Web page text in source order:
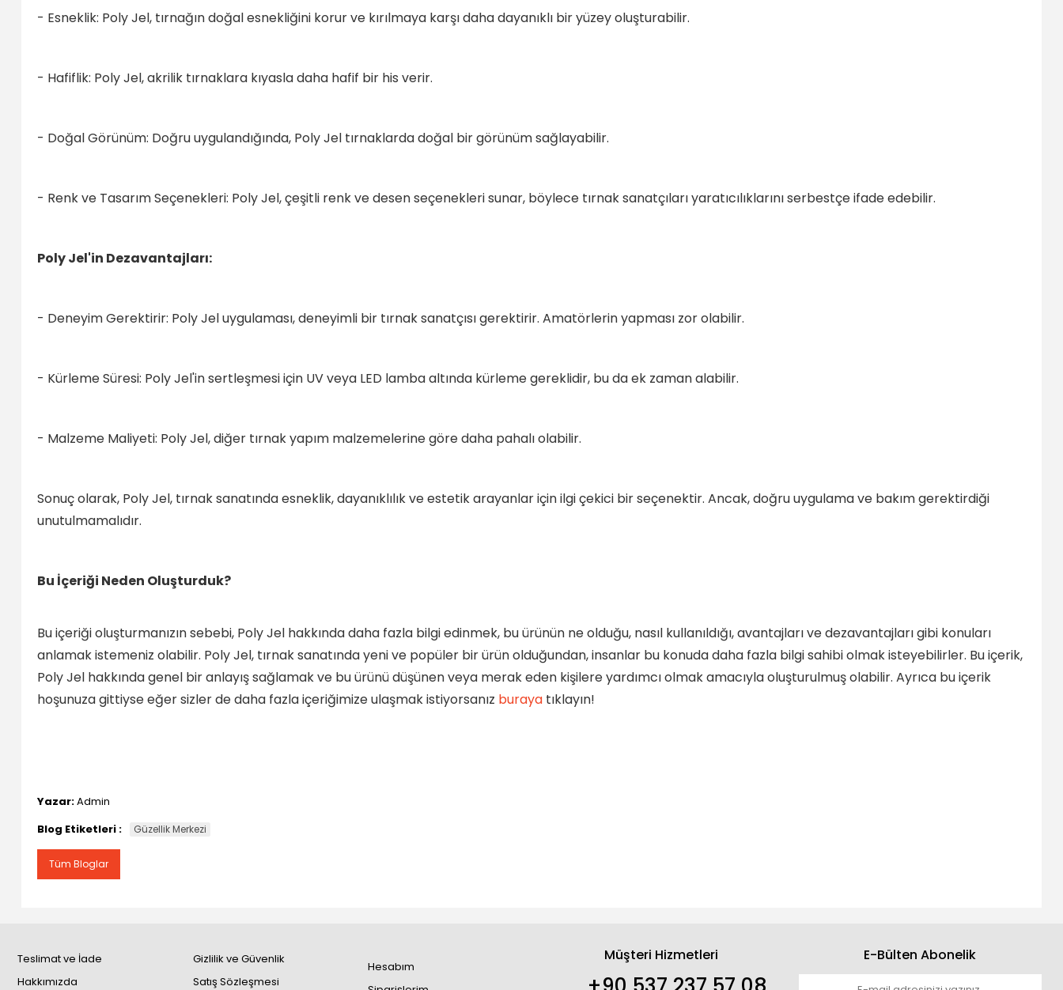
- Esneklik: Poly Jel, tırnağın doğal esnekliğini korur ve kırılmaya karşı daha dayanıklı bir yüzey oluşturabilir.
- Hafiflik: Poly Jel, akrilik tırnaklara kıyasla daha hafif bir his verir.
- Doğal Görünüm: Doğru uygulandığında, Poly Jel tırnaklarda doğal bir görünüm sağlayabilir.
- Renk ve Tasarım Seçenekleri: Poly Jel, çeşitli renk ve desen seçenekleri sunar, böylece tırnak sanatçıları yaratıcılıklarını serbestçe ifade edebilir.
Poly Jel'in Dezavantajları:
- Deneyim Gerektirir: Poly Jel uygulaması, deneyimli bir tırnak sanatçısı gerektirir. Amatörlerin yapması zor olabilir.
- Kürleme Süresi: Poly Jel'in sertleşmesi için UV veya LED lamba altında kürleme gereklidir, bu da ek zaman alabilir.
- Malzeme Maliyeti: Poly Jel, diğer tırnak yapım malzemelerine göre daha pahalı olabilir.
Sonuç olarak, Poly Jel, tırnak sanatında esneklik, dayanıklılık ve estetik arayanlar için ilgi çekici bir seçenektir. Ancak, doğru uygulama ve bakım gerektirdiği
unutulmamalıdır.
Bu İçeriği Neden Oluşturduk?
Bu içeriği oluşturmanızın sebebi, Poly Jel hakkında daha fazla bilgi edinmek, bu ürünün ne olduğu, nasıl kullanıldığı, avantajları ve dezavantajları gibi konuları
anlamak istemeniz olabilir. Poly Jel, tırnak sanatında yeni ve popüler bir ürün olduğundan, insanlar bu konuda daha fazla bilgi sahibi olmak isteyebilirler. Bu içerik,
Poly Jel hakkında genel bir anlayış sağlamak ve bu ürünü düşünen veya merak eden kişilere yardımcı olmak amacıyla oluşturulmuş olabilir. Ayrıca bu içerik
hoşunuza gittiyse eğer sizler de daha fazla içeriğimize ulaşmak istiyorsanız buraya tıklayın!
Yazar:Admin
Blog Etiketleri :
Güzellik Merkezi
Tüm Bloglar
Teslimat ve İade
Hakkımızda
Gizlilik ve Güvenlik
Satış Sözleşmesi
Hesabım
Müşteri Hizmetleri E-Bülten Abonelik